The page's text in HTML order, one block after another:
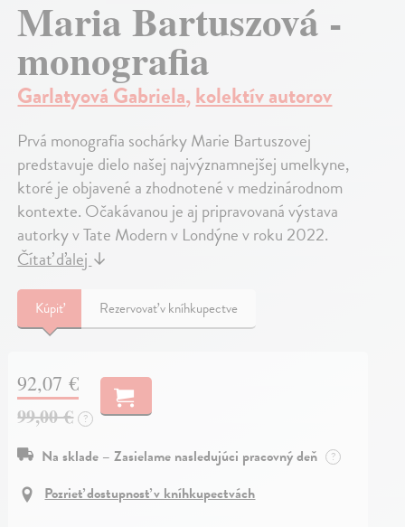
Maria Bartuszová -
monografia
Garlatyová Gabriela,kolektív autorov
Prvá monografia sochárky Marie Bartuszovej
predstavuje dielo našej najvýznamnejšej umelkyne,
ktoré je objavené a zhodnotené v medzinárodnom
kontexte. Očakávanou je aj pripravovaná výstava
autorky v Tate Modern v Londýne v roku 2022.
Čítať ďalej ↓
Kúpiť Rezervovať v kníhkupectve
92,07 €
99,00 € ?
Na sklade – Zasielame nasledujúci pracovný deň ?
Pozrieť dostupnosť v kníhkupectvách